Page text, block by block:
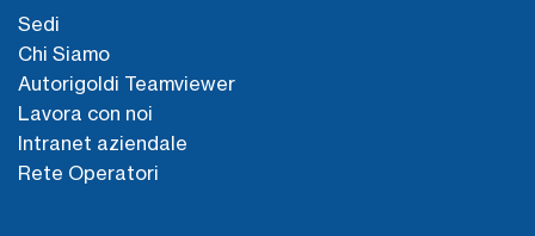
Sedi
Chi Siamo
Autorigoldi Teamviewer
Lavora con noi
Intranet aziendale
Rete Operatori